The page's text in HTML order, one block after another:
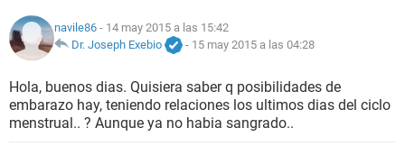
NUTRICIÓN
BIENESTAR
navile86 - 14 may 2015 a las 15:42
Dr. Joseph Exebio
- 15 may 2015 a las 04:28
Hola, buenos dias. Quisiera saber q posibilidades de
embarazo hay, teniendo relaciones los ultimos dias del ciclo
menstrual.. ? Aunque ya no habia sangrado..